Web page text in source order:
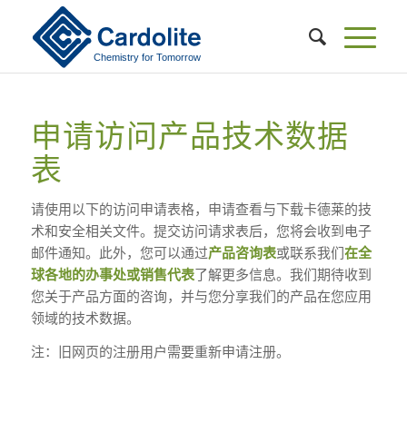
申请访问产品技术数据
表
请使用以下的访问申请表格，申请查看与下载卡德莱的技
术和安全相关文件。提交访问请求表后，您将会收到电子
邮件通知。此外，您可以通过产品咨询表或联系我们在全
球各地的办事处或销售代表了解更多信息。我们期待收到
您关于产品方面的咨询，并与您分享我们的产品在您应用
领域的技术数据。
注：旧网页的注册用户需要重新申请注册。